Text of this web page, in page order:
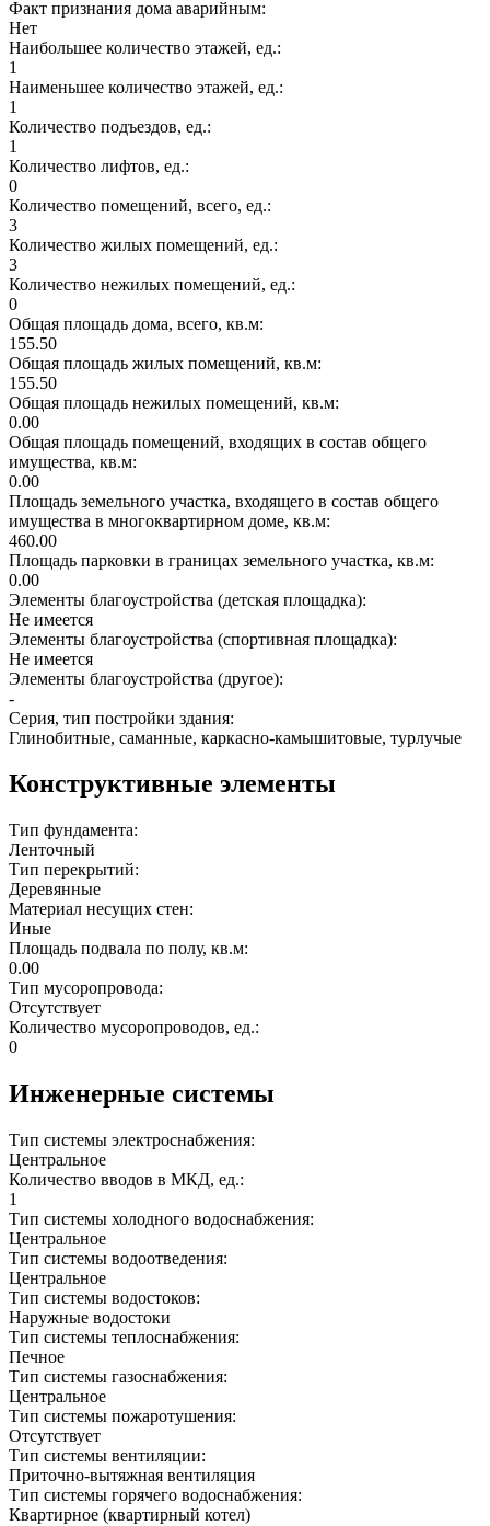
Факт признания дома аварийным:
Нет
Наибольшее количество этажей, ед.:
1
Наименьшее количество этажей, ед.:
1
Количество подъездов, ед.:
1
Количество лифтов, ед.:
0
Количество помещений, всего, ед.:
3
Количество жилых помещений, ед.:
3
Количество нежилых помещений, ед.:
0
Общая площадь дома, всего, кв.м:
155.50
Общая площадь жилых помещений, кв.м:
155.50
Общая площадь нежилых помещений, кв.м:
0.00
Общая площадь помещений, входящих в состав общего
имущества, кв.м:
0.00
Площадь земельного участка, входящего в состав общего
имущества в многоквартирном доме, кв.м:
460.00
Площадь парковки в границах земельного участка, кв.м:
0.00
Элементы благоустройства (детская площадка):
Не имеется
Элементы благоустройства (спортивная площадка):
Не имеется
Элементы благоустройства (другое):
-
Серия, тип постройки здания:
Глинобитные, саманные, каркасно-камышитовые, турлучые
Конструктивные элементы
Тип фундамента:
Ленточный
Тип перекрытий:
Деревянные
Материал несущих стен:
Иные
Площадь подвала по полу, кв.м:
0.00
Тип мусоропровода:
Отсутствует
Количество мусоропроводов, ед.:
0
Инженерные системы
Тип системы электроснабжения:
Центральное
Количество вводов в МКД, ед.:
1
Тип системы холодного водоснабжения:
Центральное
Тип системы водоотведения:
Центральное
Тип системы водостоков:
Наружные водостоки
Тип системы теплоснабжения:
Печное
Тип системы газоснабжения:
Центральное
Тип системы пожаротушения:
Отсутствует
Тип системы вентиляции:
Приточно-вытяжная вентиляция
Тип системы горячего водоснабжения:
Квартирное (квартирный котел)